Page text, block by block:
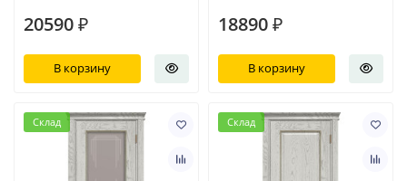
20590 ₽
В корзину
18890 ₽
В корзину
Склад Склад